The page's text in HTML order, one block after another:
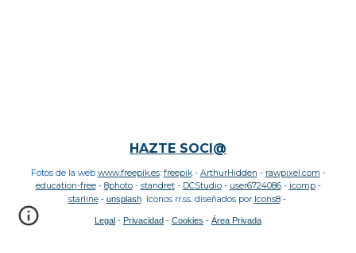
HAZTE SOCI@
Fotos de la web www.freepik.es: freepik- ArthurHidden - rawpixel.com -
education-free- 8photo- standret- DCStudio- user6724086- jcomp-
starline - unsplash Iconos rr.ss. diseñados por Icons8 -
Legal - Privacidad - Cookies - Área Privada